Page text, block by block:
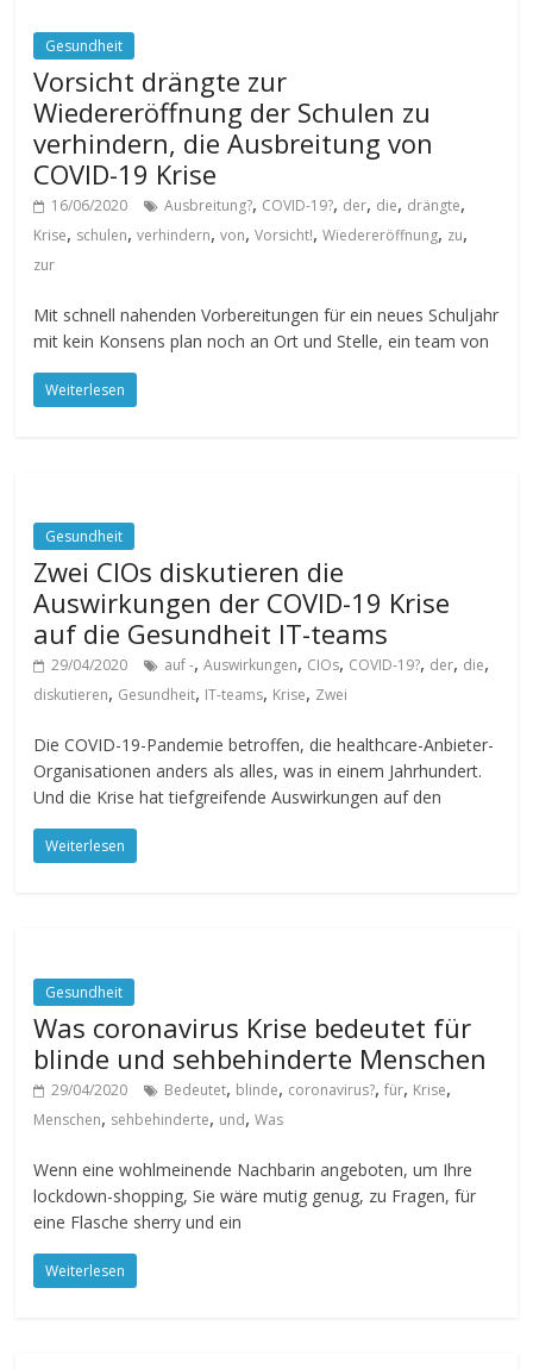
Gesundheit
Vorsicht drängte zur
Wiedereröffnung der Schulen zu
verhindern, die Ausbreitung von
COVID-19 Krise
16/06/2020 Ausbreitung?, COVID-19?, der, die, drängte,
Krise, schulen,verhindern,von,Vorsicht!,Wiedereröffnung, zu,
zur
Mit schnell nahenden Vorbereitungen für ein neues Schuljahr
mit kein Konsens plan noch an Ort und Stelle, ein team von
Weiterlesen
Gesundheit
Zwei CIOs diskutieren die
Auswirkungen der COVID-19 Krise
auf die Gesundheit IT-teams
29/04/2020 auf -,Auswirkungen, CIOs, COVID-19?, der, die,
diskutieren, Gesundheit, IT-teams, Krise, Zwei
Die COVID-19-Pandemie betroffen, die healthcare-Anbieter-
Organisationen anders als alles, was in einem Jahrhundert.
Und die Krise hat tiefgreifende Auswirkungen auf den
Weiterlesen
Gesundheit
Was coronavirus Krise bedeutet für
blinde und sehbehinderte Menschen
29/04/2020 Bedeutet, blinde, coronavirus?,für, Krise,
Menschen, sehbehinderte, und,Was
Wenn eine wohlmeinende Nachbarin angeboten, um Ihre
lockdown-shopping, Sie wäre mutig genug, zu Fragen, für
eine Flasche sherry und ein
Weiterlesen